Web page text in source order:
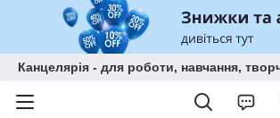
Канцелярія - для роботи, навчання,